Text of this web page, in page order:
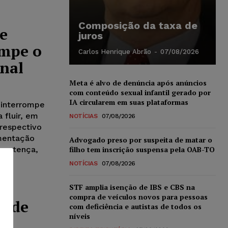
o
fluir, em
de
Composição da taxa de
juros
Carlos Henrique Abrão - 07/08/2026
Meta é alvo de denúncia após anúncios
com conteúdo sexual infantil gerado por
IA circularem em suas plataformas
NOTÍCIAS 07/08/2026
Advogado preso por suspeita de matar o
filho tem inscrição suspensa pela OAB-TO
NOTÍCIAS 07/08/2026
STF amplia isenção de IBS e CBS na
compra de veículos novos para pessoas
com deficiência e autistas de todos os
níveis